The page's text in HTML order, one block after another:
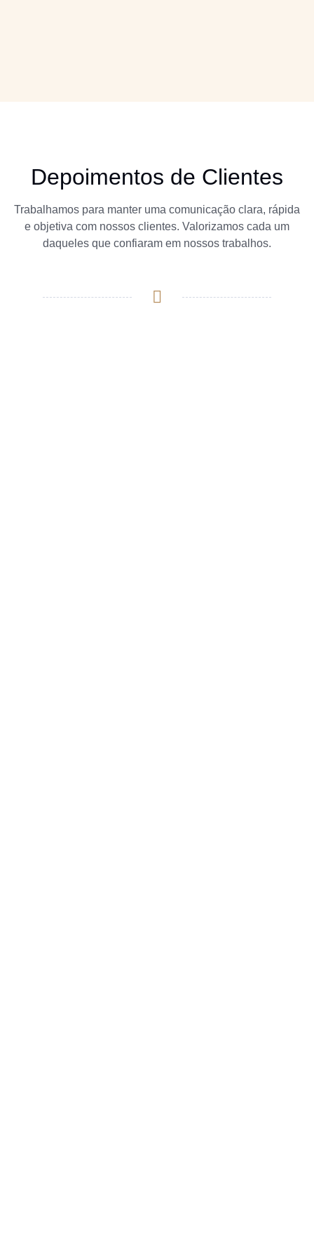
Depoimentos de Clientes
Trabalhamos para manter uma comunicação clara, rápida
e objetiva com nossos clientes. Valorizamos cada um
daqueles que confiaram em nossos trabalhos.